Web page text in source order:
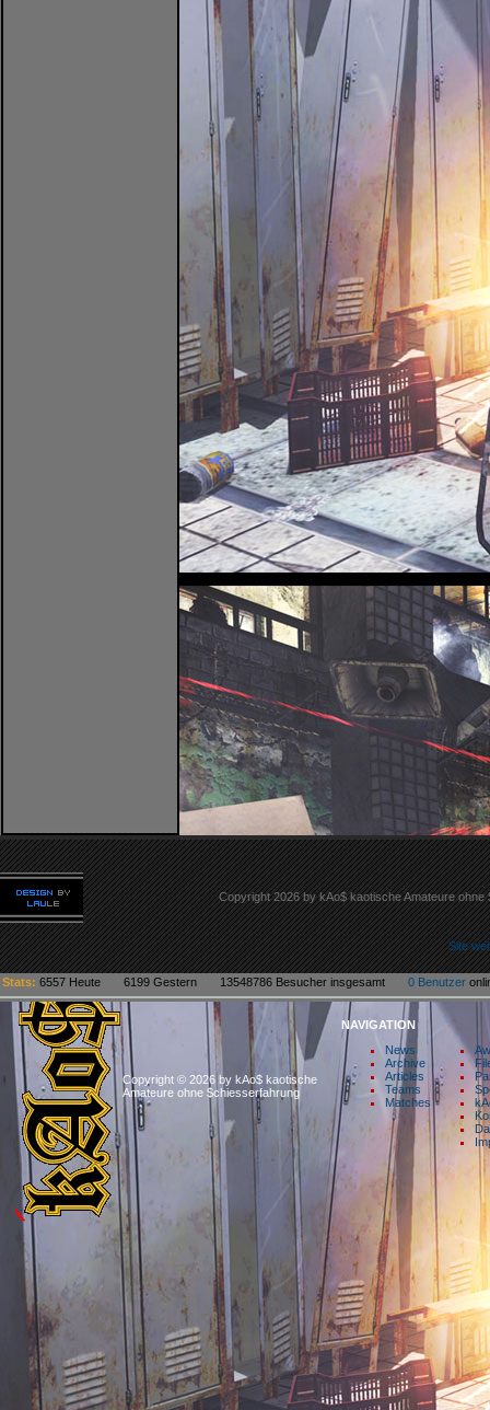
Copyright 2026 by kAo$ kaotische Amateure
Site
Stats: 6557 Heute 6199 Gestern 13548786 Besucher insgesamt 0 Benutzer
Copyright © 2026 by kAo$ kaotische
Amateure ohne $chiesserfahrung
NAVIGATION
News
Archive
Articles
Teams
Matches